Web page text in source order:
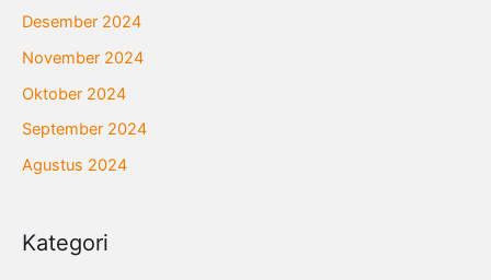
Desember 2024
November 2024
Oktober 2024
September 2024
Agustus 2024
Kategori